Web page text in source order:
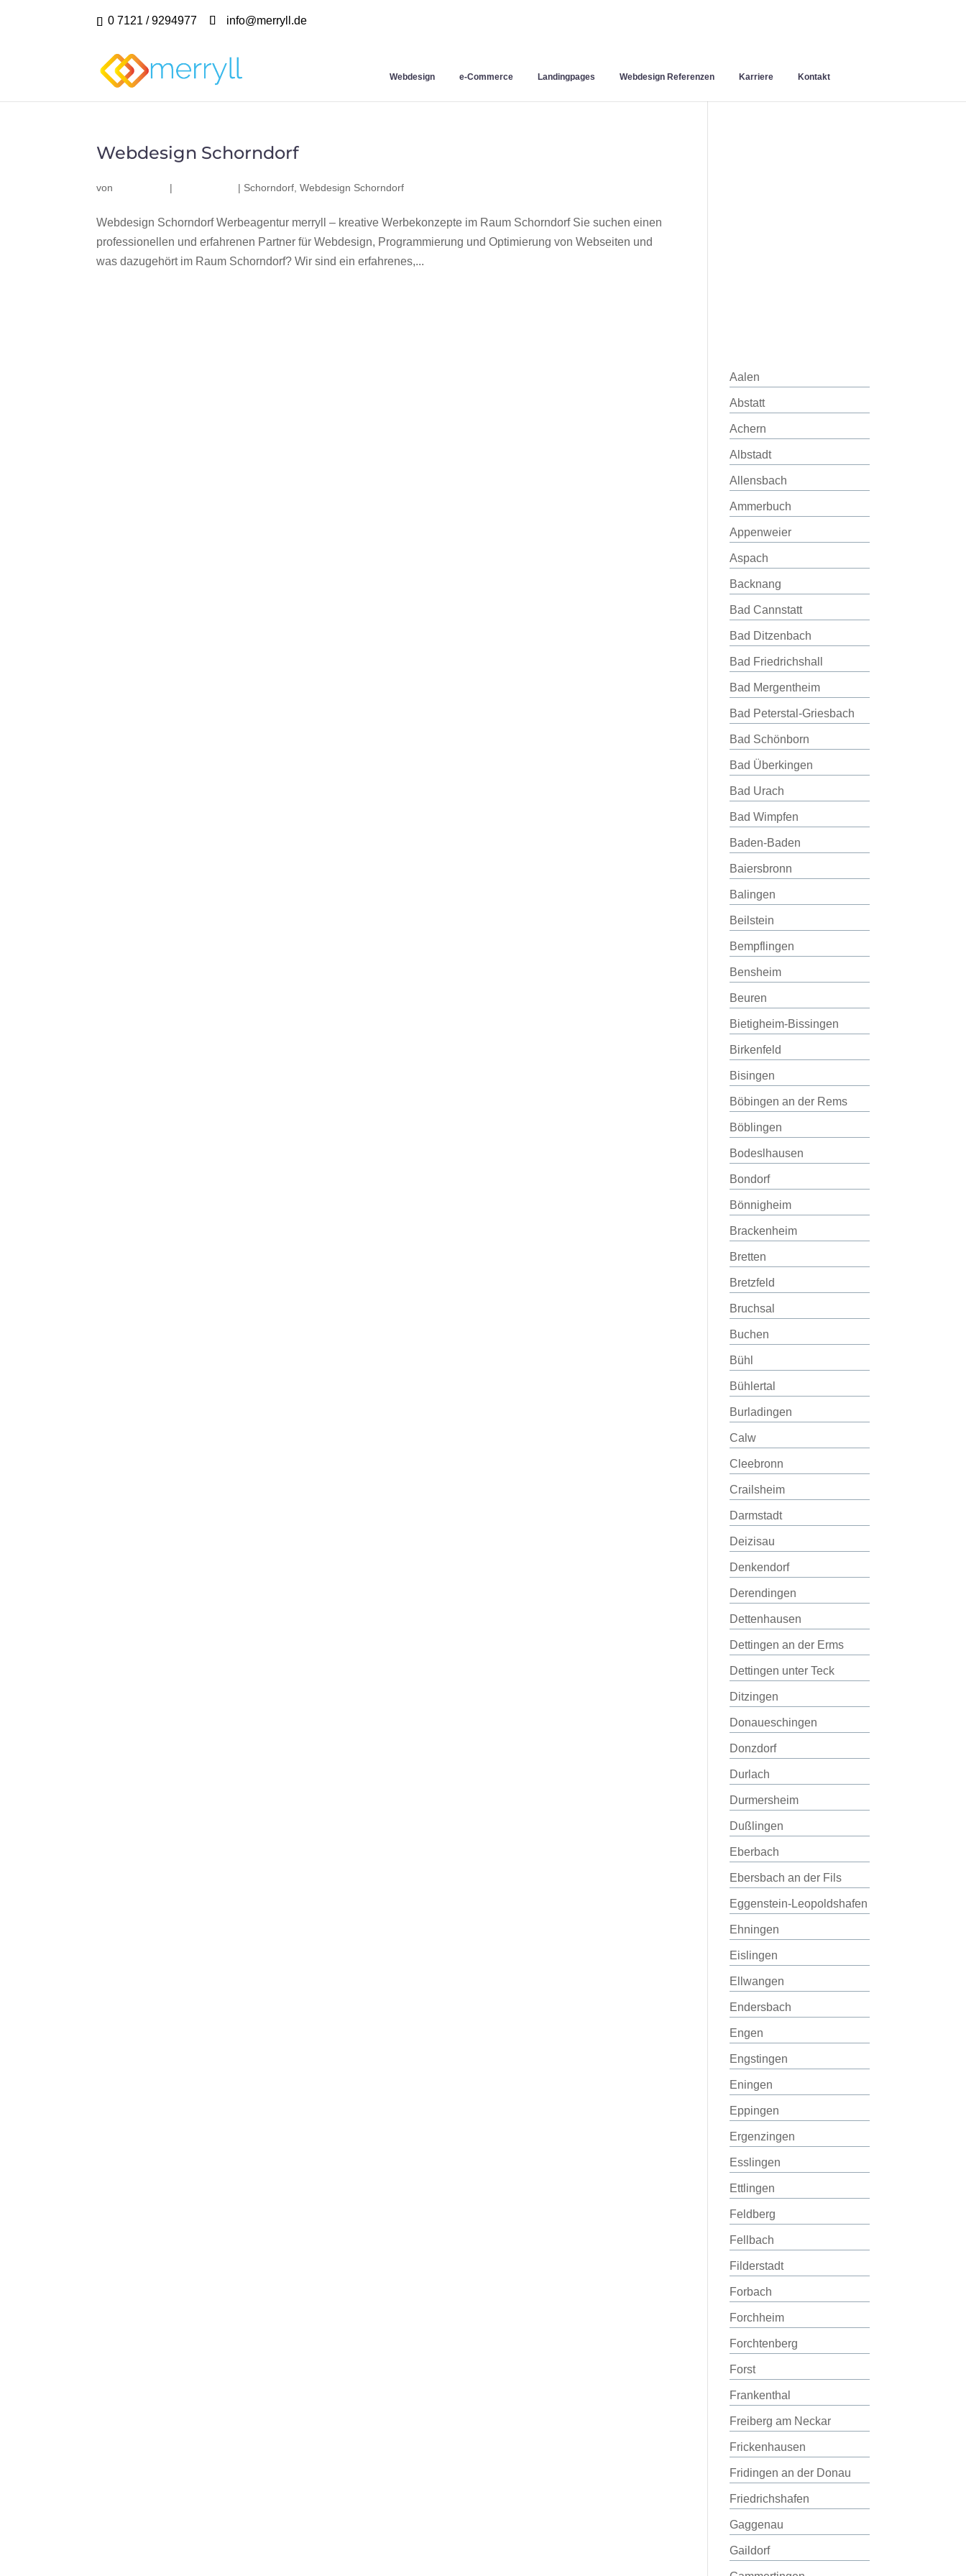
0 7121 / 9294977 info@merryll.de
Webdesign e-Commerce Landingpages Webdesign Referenzen Karriere Kontakt
Webdesign Schorndorf
von | | Schorndorf ,Webdesign Schorndorf
Webdesign Schorndorf Werbeagentur merryll – kreative Werbekonzepte im Raum Schorndorf Sie suchen einen
professionellen und erfahrenen Partner für Webdesign, Programmierung und Optimierung von Webseiten und
was dazugehört im Raum Schorndorf? Wir sind ein erfahrenes,...
Aalen
Abstatt
Achern
Albstadt
Allensbach
Ammerbuch
Appenweier
Aspach
Backnang
Bad Cannstatt
Bad Ditzenbach
Bad Friedrichshall
Bad Mergentheim
Bad Peterstal-Griesbach
Bad Schönborn
Bad Überkingen
Bad Urach
Bad Wimpfen
Baden-Baden
Baiersbronn
Balingen
Beilstein
Bempflingen
Bensheim
Beuren
Bietigheim-Bissingen
Birkenfeld
Bisingen
Böbingen an der Rems
Böblingen
Bodeslhausen
Bondorf
Bönnigheim
Brackenheim
Bretten
Bretzfeld
Bruchsal
Buchen
Bühl
Bühlertal
Burladingen
Calw
Cleebronn
Crailsheim
Darmstadt
Deizisau
Denkendorf
Derendingen
Dettenhausen
Dettingen an der Erms
Dettingen unter Teck
Ditzingen
Donaueschingen
Donzdorf
Durlach
Durmersheim
Dußlingen
Eberbach
Ebersbach an der Fils
Eggenstein-Leopoldshafen
Ehningen
Eislingen
Ellwangen
Endersbach
Engen
Engstingen
Eningen
Eppingen
Ergenzingen
Esslingen
Ettlingen
Feldberg
Fellbach
Filderstadt
Forbach
Forchheim
Forchtenberg
Forst
Frankenthal
Freiberg am Neckar
Frickenhausen
Fridingen an der Donau
Friedrichshafen
Gaggenau
Gaildorf